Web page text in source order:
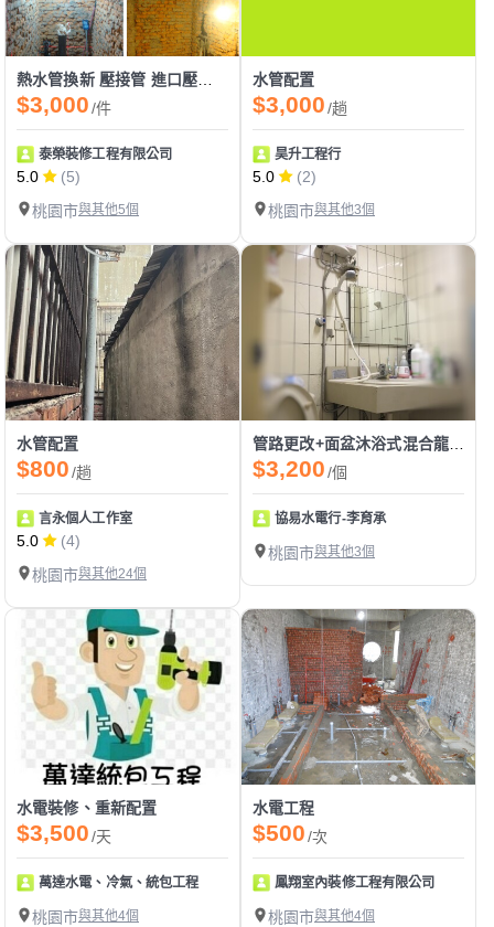
熱水管換新 壓接管 進口壓接 水質提升 熱水太小 明管 暗管
$3,000/件
泰榮裝修工程有限公司
5.0
(5)
桃園市與其他5個
水管配置
$3,000/趟
昊升工程行
5.0
(2)
桃園市與其他3個
水管配置
$800/趟
言永個人工作室
5.0
(4)
桃園市與其他24個
管路更改+面盆沐浴式混合龍頭拆裝
$3,200/個
協易水電行-李育承
桃園市與其他3個
水電裝修、重新配置
$3,500/天
萬達水電、冷氣、統包工程
桃園市與其他4個
水電工程
$500/次
鳳翔室內裝修工程有限公司
桃園市與其他4個